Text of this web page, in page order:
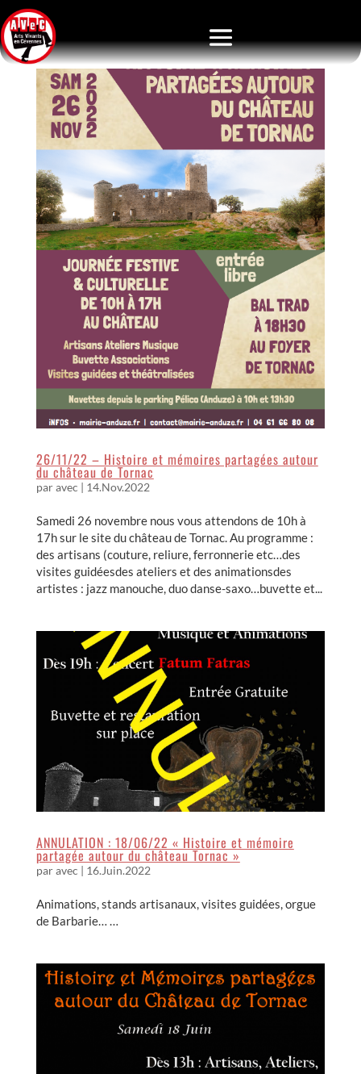
26/11/22 – Histoire et mémoires partagées autour
du château de Tornac
paravec | 14.Nov.2022
Samedi 26 novembre nous vous attendons de 10h à
17h sur le site du château de Tornac. Au programme :
des artisans (couture, reliure, ferronnerie etc…des
visites guidéesdes ateliers et des animationsdes
artistes : jazz manouche, duo danse-saxo…buvette et...
ANNULATION : 18/06/22 « Histoire et mémoire
partagée autour du château Tornac »
paravec | 16.Juin.2022
Animations, stands artisanaux, visites guidées, orgue
de Barbarie… …